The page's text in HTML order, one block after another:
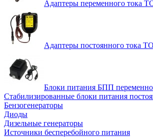
Адаптеры переменного тока
Адаптеры постоянного тока
Блоки питания БПП
Стабилизированные блоки питания
Бензогенераторы
Диоды
Дизельные генераторы
Источники бесперебойного питания